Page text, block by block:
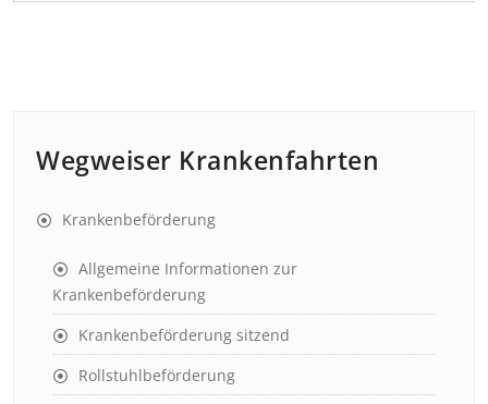
Wegweiser Krankenfahrten
Krankenbeförderung
Allgemeine Informationen zur
Krankenbeförderung
Krankenbeförderung sitzend
Rollstuhlbeförderung